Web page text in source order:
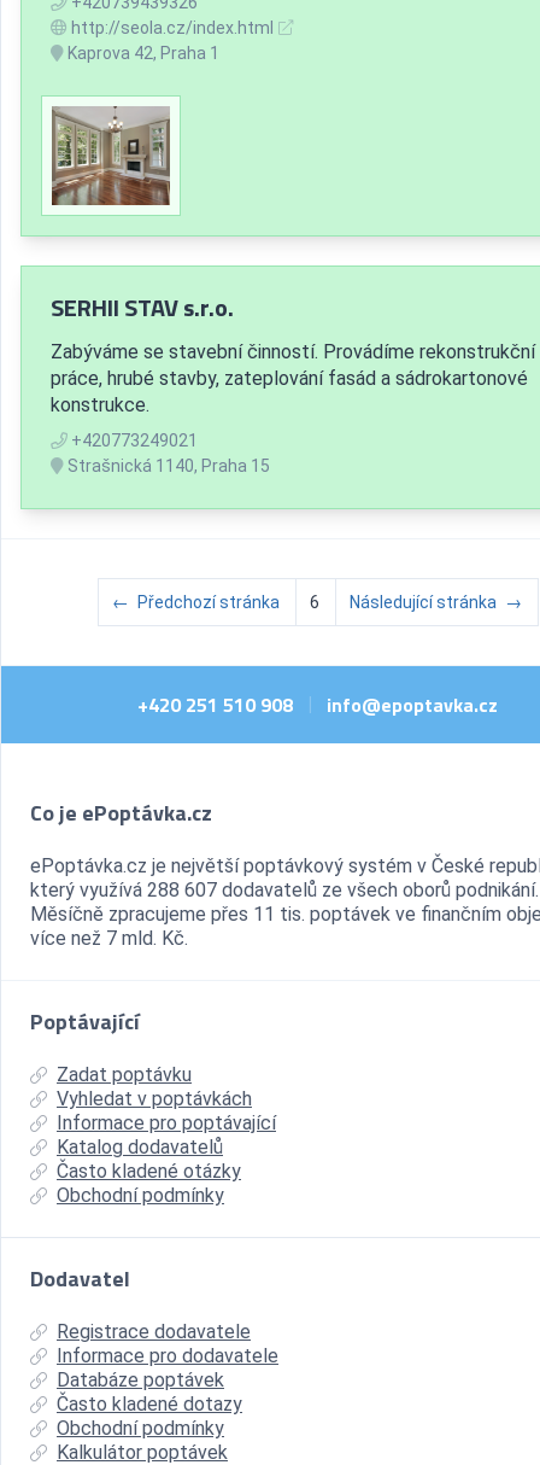
http://seola.cz/index.html
Kaprova 42, Praha 1
SERHII STAV s.r.o.
Zabýváme se stavební činností. Provádíme rekonstrukční
práce, hrubé stavby, zateplování fasád a sádrokartonové
konstrukce.
+420773249021
Strašnická 1140, Praha 15
← Předchozí stránka 6 Následující stránka →
+420 251 510 908 | info@epoptavka.cz
Co je ePoptávka.cz
ePoptávka.cz je největší poptávkový systém v České
který využívá 288 607 dodavatelů ze všech oborů podnikání.
Měsíčně zpracujeme přes 11 tis. poptávek ve finančním
více než 7 mld. Kč.
Poptávající
Zadat poptávku
Vyhledat v poptávkách
Informace pro poptávající
Katalog dodavatelů
Často kladené otázky
Obchodní podmínky
Dodavatel
Registrace dodavatele
Informace pro dodavatele
Databáze poptávek
Často kladené dotazy
Obchodní podmínky
Kalkulátor poptávek